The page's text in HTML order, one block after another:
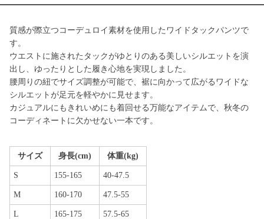
質感が際立つコーデュロイ素材を使用したワイドタックパンツで
す。
ウエストに施されたタックがゆとりのある美しいシルエットを演
出し、ゆったりとした履き心地を実現しました。
腰周りの紐でサイズ調整が可能で、裾に向かって広がるワイドな
シルエットが足元を軽やかに見せます。
カジュアルにもきれいめにも着回せる万能なアイテムで、秋冬の
コーディネートに欠かせない一本です。
サイズ 身長(cm) 体重(kg)
S 155-165 40-47.5
M 160-170 47.5-55
L 165-175 57.5-65